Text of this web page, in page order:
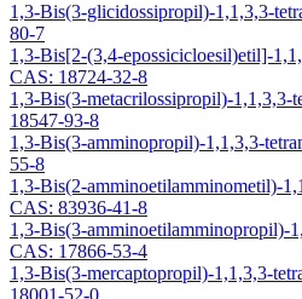
1,3-Bis(3-glicidossipropil)-1,1,3,3-
80-7
1,3-Bis[2-(3,4-epossicicloesil)etil]-
CAS: 18724-32-8
1,3-Bis(3-metacrilossipropil)-1,1,3,3-
18547-93-8
1,3-Bis(3-amminopropil)-1,1,3,3-
55-8
1,3-Bis(2-amminoetilamminometil)-
CAS: 83936-41-8
1,3-Bis(3-amminoetilamminopropil)-
CAS: 17866-53-4
1,3-Bis(3-mercaptopropil)-1,1,3,3-
18001-52-0